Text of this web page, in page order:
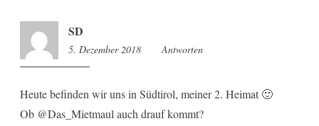
SD
5. Dezember 2018 9:45
Antworten
Heute befinden wir uns in Südtirol, meiner 2. Heimat 🙂
Ob @Das_Mietmaul auch drauf kommt?